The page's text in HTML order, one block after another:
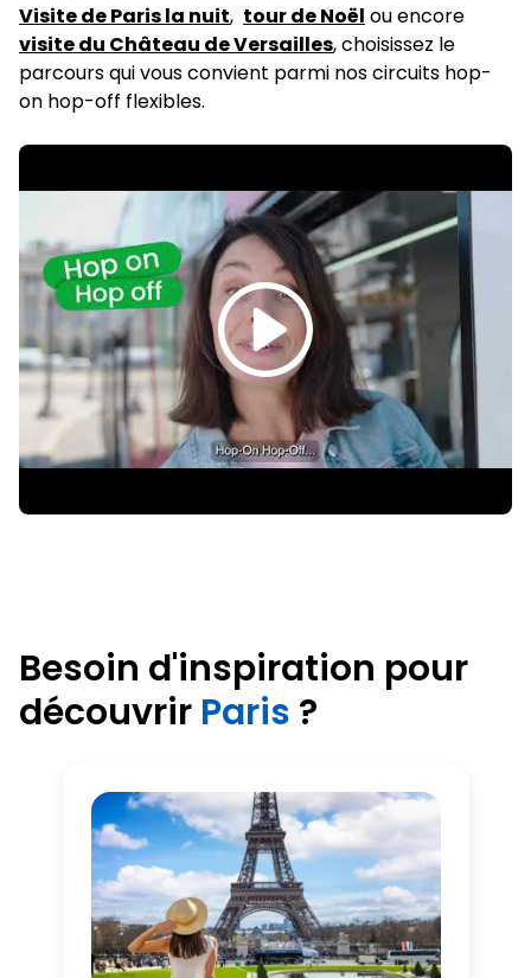
Visite de Paris la nuit, tour de Noël ou encore
visite du Château de Versailles,choisissez le
parcours qui vous convient parmi nos circuits hop-
on hop-off flexibles.
Besoin d'inspiration pour
découvrir Paris ?